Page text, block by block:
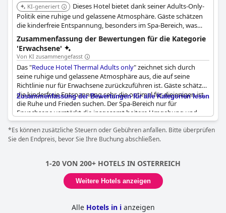
KI-generiert
Dieses Hotel bietet dank seiner Adults-Only-
Politik eine ruhige und gelassene Atmosphäre. Gäste schätzen
die kinderfreie Entspannung, besonders im Spa-Bereich, was
eine heitere Umgebung schafft, ideal für Ruhe und Erholung.
Zusammenfassung der Bewertungen für die Kategorie
'Erwachsene'
Von KI zusammengefasst
Das "Reduce Hotel Thermal Adults only" zeichnet sich durch
seine ruhige und gelassene Atmosphäre aus, die auf seine
Richtlinie nur für Erwachsene zurückzuführen ist. Gäste schätzen
die kinderfreie Entspannung sehr, die optimal für diejenigen ist,
die Ruhe und Frieden suchen. Der Spa-Bereich nur für
Erwachsene verstärkt die insgesamt heitere Umgebung und
sorgt dafür, dass sich das Hotel sehr ruhig und entspannend
anfühlt. Obwohl die Atmosphäre von einigen als eher einem
Pflegeheim ähnelnd beschrieben wurde, wird das Konzept der
angenehmes und beruhigendes Erlebnis, das speziell auf
Erwachsene zugeschnitten ist.
Zusammenfassung der Bewertungen für alle Kategorien lesen
*Es können zusätzliche Steuern oder Gebühren anfallen. Bitte überprüfen
Sie den Endpreis, bevor Sie Ihre Buchung abschließen.
1-20 VON 200+ HOTELS IN OSTERREICH
Weitere Hotels anzeigen
Alle Hotels in ianzeigen